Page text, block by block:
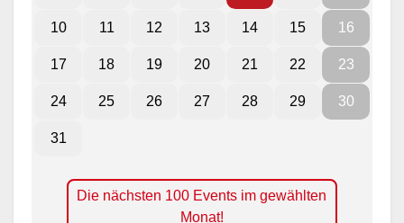
10 11 12 13 14 15 16
17 18 19 20 21 22 23
24 25 26 27 28 29 30
31
Die nächsten 100 Events im gewählten
Monat!